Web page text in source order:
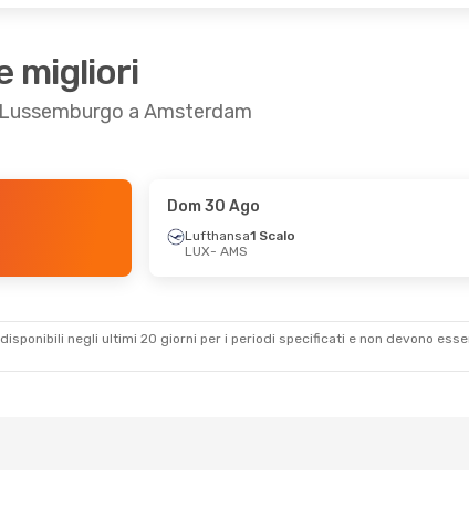
migliori
a Amsterdam
- Lun 5 Ott
Dom 30 Ago
Lufthansa1 Scalo
LUX- AMS
negli ultimi 20 giorni per i periodi specificati e non devono